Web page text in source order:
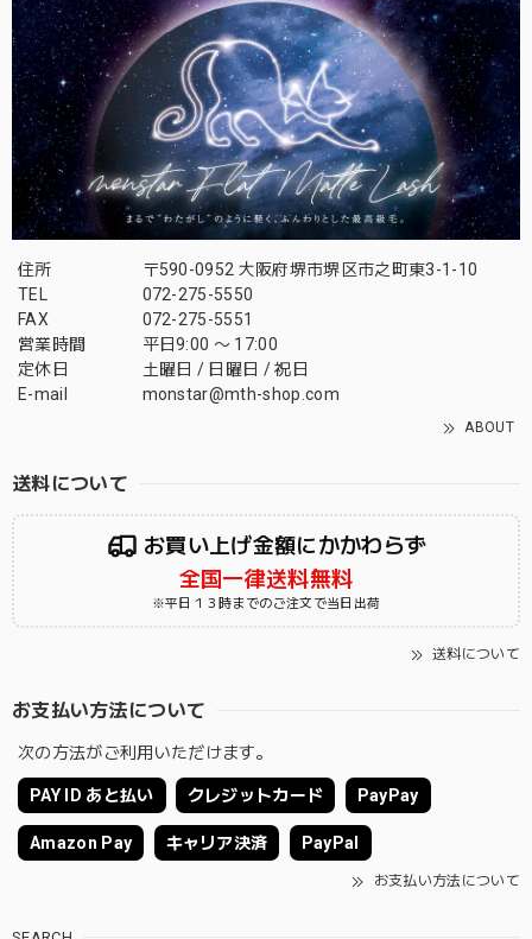
住所
〒590-0952 大阪府堺市堺区市之町東3-1-10
TEL
072-275-5550
FAX
072-275-5551
営業時間
平日9:00 〜 17:00
定休日
土曜日 / 日曜日 / 祝日
E-mail
monstar@mth-shop.com
ABOUT
送料について
お買い上げ金額にかかわらず
全国一律送料無料
※平日１３時までのご注文で当日出荷
送料について
お支払い方法について
次の方法がご利用いただけます。
PAY ID あと払い クレジットカード PayPay
Amazon Pay キャリア決済 PayPal
お支払い方法について